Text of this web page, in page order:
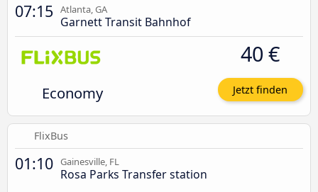
07:15 Atlanta, GA
Garnett Transit Bahnhof
Economy
40 €
Jetzt finden
FlixBus
01:10 Gainesville, FL
Rosa Parks Transfer station